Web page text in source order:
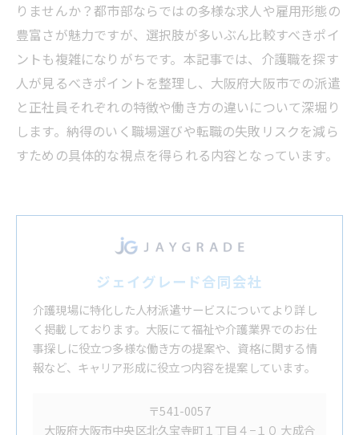
りませんか？都市部ならではの多様な求人や雇用形態の
豊富さが魅力ですが、選択肢が多いぶん比較すべきポイ
ントも複雑になりがちです。本記事では、介護職を探す
人が見るべきポイントを整理し、大阪府大阪市での派遣
と正社員それぞれの特徴や働き方の違いについて深堀り
します。納得のいく職場選びや転職の失敗リスクを減ら
すための具体的な視点を得られる内容となっています。
ジェイグレード合同会社
介護現場に特化した人材派遣サービスについてより詳し
く掲載しております。大阪にて福祉や介護業界でのお仕
事探しに役立つ多様な働き方の提案や、資格に関する情
報など、キャリア形成に役立つ内容を提案しています。
〒541-0057
大阪府大阪市中央区北久宝寺町１丁目４−１０ 大成合